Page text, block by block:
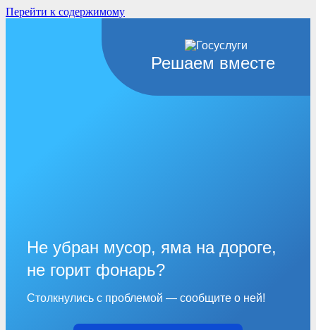
Перейти к содержимому
Решаем вместе
Не убран мусор, яма на дороге,
не горит фонарь?
Столкнулись с проблемой — сообщите о ней!